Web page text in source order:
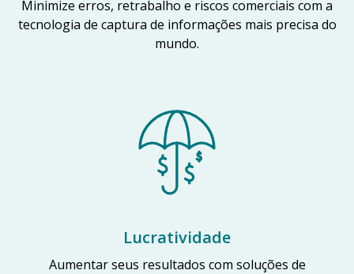
Minimize erros, retrabalho e riscos comerciais com a
tecnologia de captura de informações mais precisa do
mundo.
Lucratividade
Aumentar seus resultados com soluções de